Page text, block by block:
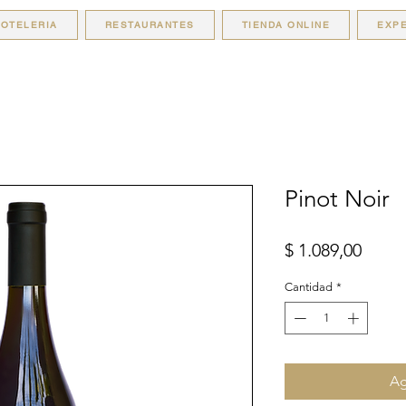
RESTAURANTES TIENDA ONLINE
Pinot Noir
$ 1.089,00
Cantidad *